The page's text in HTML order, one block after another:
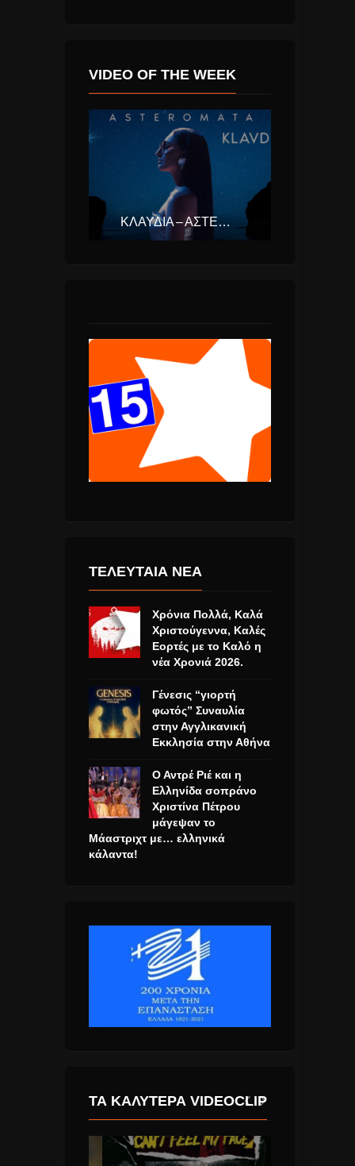
VIDEO OF THE WEEK
ΚΛΑΥΔΊΑ – ΑΣΤΕΡΟΜΆΤΑ (EUROVISION ΕΛΛΆΔΑ 2025)
ΤΕΛΕΥΤΑΙΑ ΝΕΑ
Χρόνια Πολλά, Καλά
Χριστούγεννα, Καλές
Εορτές με το Καλό η
νέα Χρονιά 2026.
Γένεσις “γιορτή
φωτός” Συναυλία
στην Αγγλικανική
Εκκλησία στην Αθήνα
Ο Αντρέ Ριέ και η
Ελληνίδα σοπράνο
Χριστίνα Πέτρου
μάγεψαν το
Μάαστριχτ με… ελληνικά
κάλαντα!
ΤΑ ΚΑΛΎΤΕΡΑ VIDEOCLIP